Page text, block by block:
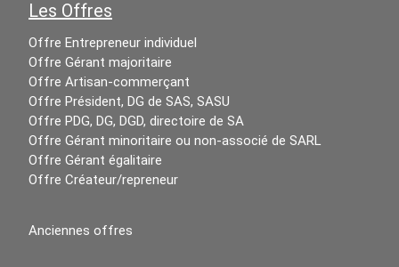
Les Offres
Offre Entrepreneur individuel
Offre Gérant majoritaire
Offre Artisan-commerçant
Offre Président, DG de SAS, SASU
Offre PDG, DG, DGD, directoire de SA
Offre Gérant minoritaire ou non-associé de SARL
Offre Gérant égalitaire
Offre Créateur/repreneur
Anciennes offres